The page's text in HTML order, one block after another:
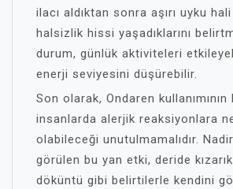
ilacı aldıktan sonra aşırı uyku
halsizlik hissi yaşadıklarını
durum, günlük aktiviteleri
enerji seviyesini düşürebilir.
Son olarak, Ondaren kullanımının
insanlarda alerjik reaksiyonlara
olabileceği unutulmamalıdır.
görülen bu yan etki, deride
döküntü gibi belirtilerle kendini